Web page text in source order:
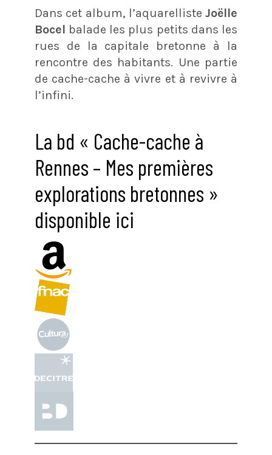
Dans cet album, l’aquarellisteJoëlle
Bocel balade les plus petits dans les
rues de la capitale bretonne à la
rencontre des habitants. Une partie
de cache-cache à vivre et à revivre à
l’infini.
La bd « Cache-cache à
Rennes – Mes premières
explorations bretonnes »
disponible ici